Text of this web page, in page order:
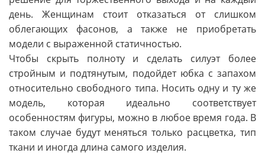
день. Женщинам стоит отказаться от слишком
облегающих фасонов, а также не приобретать
модели с выраженной статичностью.
Чтобы скрыть полноту и сделать силуэт более
стройным и подтянутым, подойдет юбка с запахом
относительно свободного типа. Носить одну и ту же
модель, которая идеально соответствует
особенностям фигуры, можно в любое время года. В
таком случае будут меняться только расцветка, тип
ткани и иногда длина самого изделия.